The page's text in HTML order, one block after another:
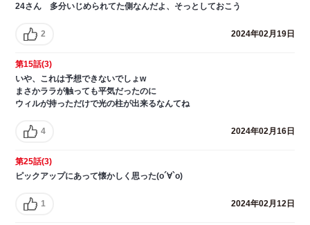
24さん 多分いじめられてた側なんだよ、そっとしておこう
2 2024年02月19日
第15話(3)
いや、これは予想できないでしょw
まさかララが触っても平気だったのに
ウィルが持っただけで光の柱が出来るなんてね
4 2024年02月16日
第25話(3)
ピックアップにあって懐かしく思った(о´∀`о)
1 2024年02月12日